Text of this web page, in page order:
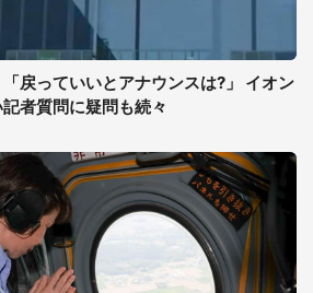
「戻っていいとアナウンスは?」 イオン
者質問に疑問も続々